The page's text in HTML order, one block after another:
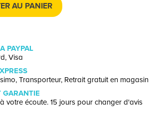
AU PANIER
PAYPAL
Visa
Transporteur, Retrait gratuit en magasin
GARANTIE
votre écoute. 15 jours pour changer d'avis